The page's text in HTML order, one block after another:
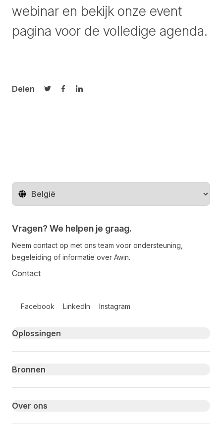
webinar en bekijk onze event
pagina voor de volledige agenda.
Delen
Delen op Twitter
Delen op Facebook
Delen op LinkedIn
Regio wijzigen
Vragen? We helpen je graag.
Neem contact op met ons team voor ondersteuning,
begeleiding of informatie over Awin.
Contact
Facebook LinkedIn Instagram
Primary footer navigation
Oplossingen
Bronnen
Over ons